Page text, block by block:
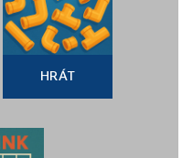
HRÁT